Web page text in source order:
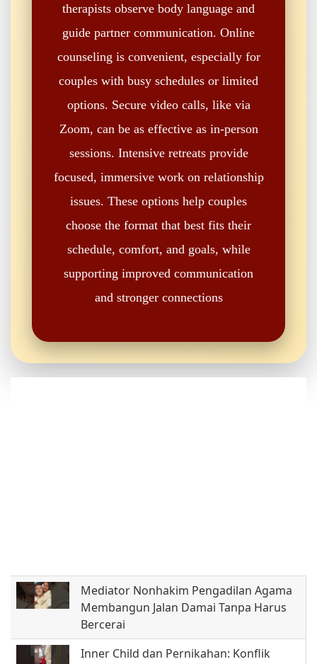
therapists observe body language and
guide partner communication. Online
counseling is convenient, especially for
couples with busy schedules or limited
options. Secure video calls, like via
Zoom, can be as effective as in-person
sessions. Intensive retreats provide
focused, immersive work on relationship
issues. These options help couples
choose the format that best fits their
schedule, comfort, and goals, while
supporting improved communication
and stronger connections
Mediator Nonhakim Pengadilan Agama
Membangun Jalan Damai Tanpa Harus
Bercerai
Inner Child dan Pernikahan: Konflik